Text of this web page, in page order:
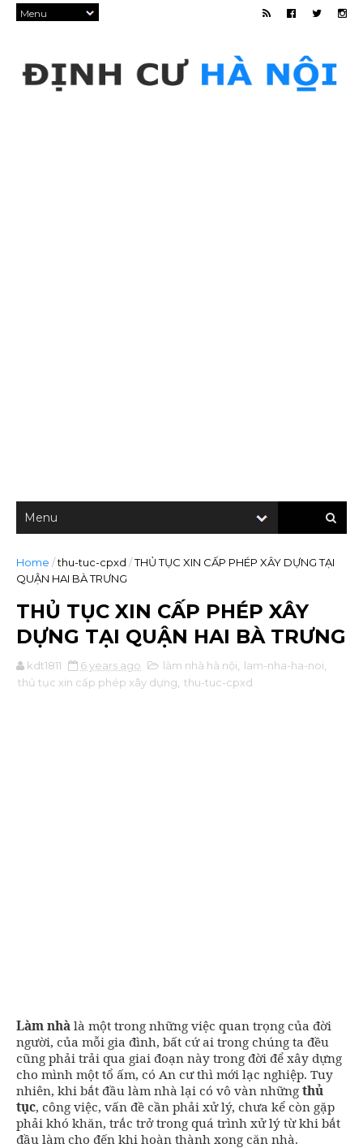
Home /thu-tuc-cpxd /THỦ TỤC XIN CẤP PHÉP XÂY DỰNG TẠI
QUẬN HAI BÀ TRƯNG
THỦ TỤC XIN CẤP PHÉP XÂY
DỰNG TẠI QUẬN HAI BÀ TRƯNG
kdt1811 6 years ago làm nhà hà nội lam-nha-ha-noi
thủ tục xin cấp phép xây dựng thu-tuc-cpxd
Làm nhà là một trong những việc quan trọng của đời
người, của mỗi gia đình, bất cứ ai trong chúng ta đều
cũng phải trải qua giai đoạn này trong đời để xây dựng
cho mình một tổ ấm, có An cư thì mới lạc nghiệp. Tuy
nhiên, khi bắt đầu làm nhà lại có vô vàn những thủ
tục, công việc, vấn đề cần phải xử lý, chưa kể còn gặp
phải khó khăn, trắc trở trong quá trình xử lý từ khi bắt
đầu làm cho đến khi hoàn thành xong căn nhà.